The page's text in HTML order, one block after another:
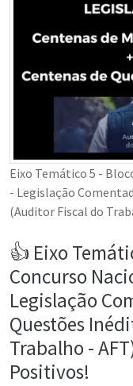
Eixo Temático 5 -
- Legislação
(Auditor Fiscal do
👍 Eixo
Concurso
Legislação
Questões
Trabalho -
Positivos!